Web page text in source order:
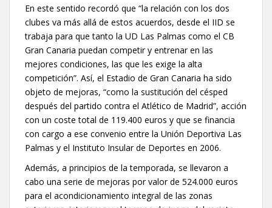
En este sentido recordó que “la relación con los dos
clubes va más allá de estos acuerdos, desde el IID se
trabaja para que tanto la UD Las Palmas como el CB
Gran Canaria puedan competir y entrenar en las
mejores condiciones, las que les exige la alta
competición”. Así, el Estadio de Gran Canaria ha sido
objeto de mejoras, “como la sustitución del césped
después del partido contra el Atlético de Madrid”, acción
con un coste total de 119.400 euros y que se financia
con cargo a ese convenio entre la Unión Deportiva Las
Palmas y el Instituto Insular de Deportes en 2006.
Además, a principios de la temporada, se llevaron a
cabo una serie de mejoras por valor de 524.000 euros
para el acondicionamiento integral de las zonas